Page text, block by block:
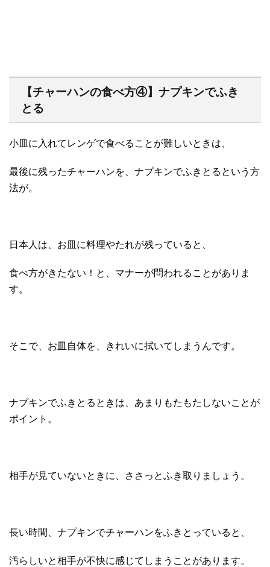
【チャーハンの食べ方④】ナプキンでふき
とる
小皿に入れてレンゲで食べることが難しいときは、
最後に残ったチャーハンを、ナプキンでふきとるという方
法が。
日本人は、お皿に料理やたれが残っていると、
食べ方がきたない！と、マナーが問われることがありま
す。
そこで、お皿自体を、きれいに拭いてしまうんです。
ナプキンでふきとるときは、あまりもたもたしないことが
ポイント。
相手が見ていないときに、ささっとふき取りましょう。
長い時間、ナプキンでチャーハンをふきとっていると、
汚らしいと相手が不快に感じてしまうことがあります。